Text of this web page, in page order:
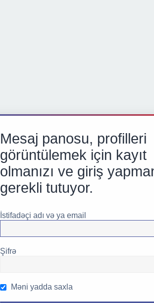
Mesaj panosu, profilleri
görüntülemek için kayıt
olmanızı ve giriş
gerekli tutuyor.
İstifadəçi adı və ya email
Şifrə
Məni yadda saxla